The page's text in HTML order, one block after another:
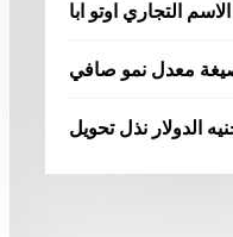
الاسم التجاري اوتو ابا
معدل نمو صافي
الدولار نذل تحويل